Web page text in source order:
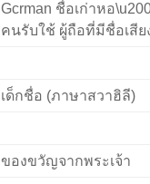
Gcrman ชื่อเก่าหอ
คนรับใช้ ผู้ถือที่มีชื่อเสี
เด็กชื่อ (ภาษาสวาฮิลี)
ของขวัญจากพระเจ้า